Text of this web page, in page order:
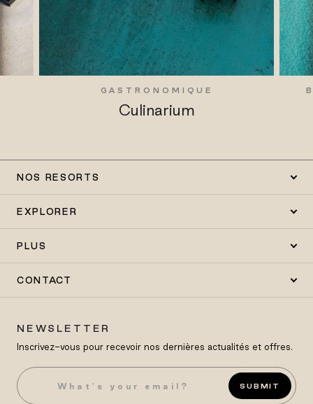
GASTRONOMIQUE
Culinarium
NOS RESORTS
EXPLORER
PLUS
CONTACT
NEWSLETTER
Inscrivez-vous pour recevoir nos dernières actualités et offres.
SUBMIT